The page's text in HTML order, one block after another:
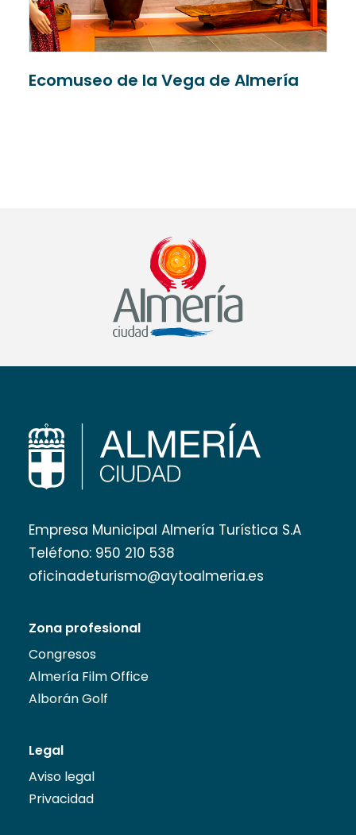
Ecomuseo de la Vega de Almería
Empresa Municipal Almería Turística S.A
Teléfono: 950 210 538
oficinadeturismo@aytoalmeria.es
Zona profesional
Congresos
Almería Film Office
Alborán Golf
Legal
Aviso legal
Privacidad